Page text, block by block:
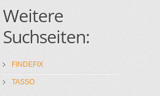
Weitere
Suchseiten:
FINDEFIX
TASSO